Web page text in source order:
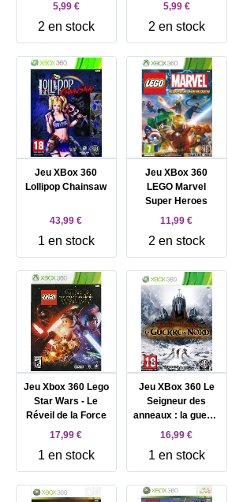
5,99 €
2 en stock
5,99 €
2 en stock
Jeu XBox 360
Lollipop Chainsaw
43,99 €
1 en stock
Jeu XBox 360
LEGO Marvel
Super Heroes
11,99 €
2 en stock
Jeu Xbox 360 Lego
Star Wars - Le
Réveil de la Force
17,99 €
1 en stock
Jeu XBox 360 Le
Seigneur des
anneaux : la guerre
du Nord
16,99 €
1 en stock